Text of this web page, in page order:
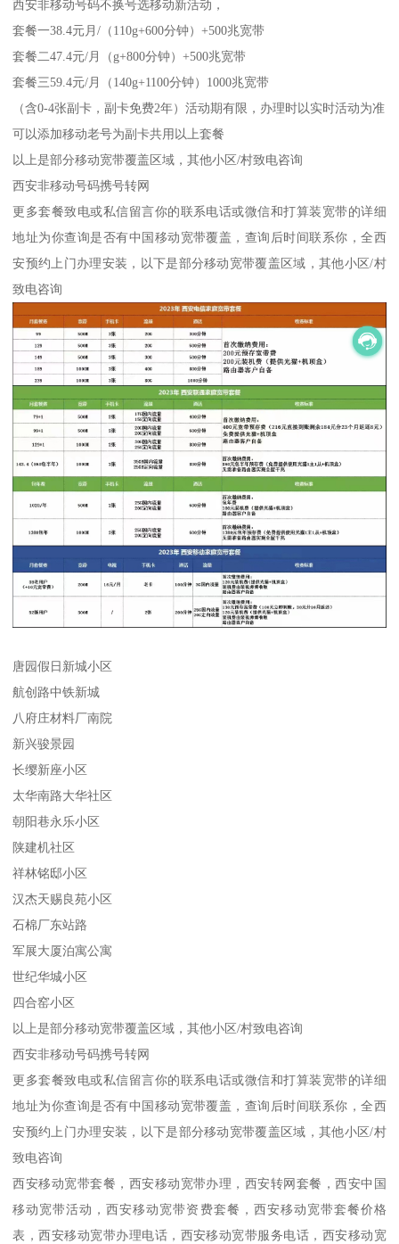
西安非移动号码不换号选移动新活动，
套餐一38.4元月/（110g+600分钟）+500兆宽带
套餐二47.4元/月（g+800分钟）+500兆宽带
套餐三59.4元/月（140g+1100分钟）1000兆宽带
（含0-4张副卡，副卡免费2年）活动期有限，办理时以实时活动为准
可以添加移动老号为副卡共用以上套餐
以上是部分移动宽带覆盖区域，其他小区/村致电咨询
西安非移动号码携号转网
更多套餐致电或私信留言你的联系电话或微信和打算装宽带的详细
地址为你查询是否有中国移动宽带覆盖，查询后时间联系你，全西
安预约上门办理安装，以下是部分移动宽带覆盖区域，其他小区/村
致电咨询
唐园假日新城小区
航创路中铁新城
八府庄材料厂南院
新兴骏景园
长缨新座小区
太华南路大华社区
朝阳巷永乐小区
陕建机社区
祥林铭邸小区
汉杰天赐良苑小区
石棉厂东站路
军展大厦泊寓公寓
世纪华城小区
四合窑小区
以上是部分移动宽带覆盖区域，其他小区/村致电咨询
西安非移动号码携号转网
更多套餐致电或私信留言你的联系电话或微信和打算装宽带的详细
地址为你查询是否有中国移动宽带覆盖，查询后时间联系你，全西
安预约上门办理安装，以下是部分移动宽带覆盖区域，其他小区/村
致电咨询
西安移动宽带套餐，西安移动宽带办理，西安转网套餐，西安中国
移动宽带活动，西安移动宽带资费套餐，西安移动宽带套餐价格
表，西安移动宽带办理电话，西安移动宽带服务电话，西安移动宽